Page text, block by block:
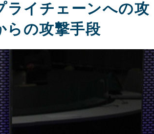
イチェーンへの攻
らの攻撃手段